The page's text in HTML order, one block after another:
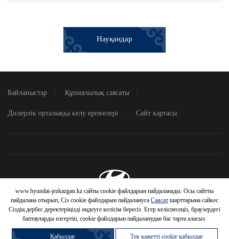
Науқандар
Байланыстар Құпиялылық саясаты
Дилерлік орталыққа келу ережелері Сайт картасы
© 2026 Hyundai Motor Company
www.hyundai-jezkazgan.kz сайты cookie файлдарын пайдаланады. Осы сайтты
пайдалана отырып, Сіз cookie файлдарын пайдалануға Саясат шарттарына сәйкес
Сіздің дербес деректеріңізді өңдеуге келісім бересіз. Егер келіспесеңіз, браузердегі
баптауларды өзгертіп, cookie файлдарын пайдаланудан бас тарта аласыз.
Қабылдау Тек қажетті cookie қабылдау